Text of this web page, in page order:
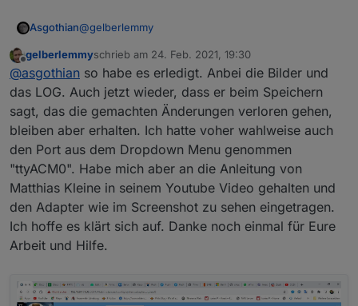
Asgothian@gelberlemmy
Mach bitte folgendes:
zigbee adapter anhalten
zigbee stick abstöpseln
60 sekunden warten
zigbee stick einstecken
auf der Konsole verifizieren das der serielle Port
verfügbar ist.
im ioBroker: Log löschen
zigbee Adapter auf debug stellen
zigbee Adapter starten
60 sekunden warten
config Seite des Adapters aufrufen,
Konfiguration eintragen (screenshot machen
von den Einstellungen)
Log und screenshot posten.
A.
Offline
gelberlemmyschrieb am 24. Feb. 2021, 19:30
zuletzt editiert von
@asgothian so habe es erledigt. Anbei die Bilder und
das LOG. Auch jetzt wieder, dass er beim Speichern
sagt, das die gemachten Änderungen verloren gehen,
bleiben aber erhalten. Ich hatte voher wahlweise auch
den Port aus dem Dropdown Menu genommen
"ttyACM0". Habe mich aber an die Anleitung von
Matthias Kleine in seinem Youtube Video gehalten und
den Adapter wie im Screenshot zu sehen eingetragen.
Ich hoffe es klärt sich auf. Danke noch einmal für Eure
Arbeit und Hilfe.